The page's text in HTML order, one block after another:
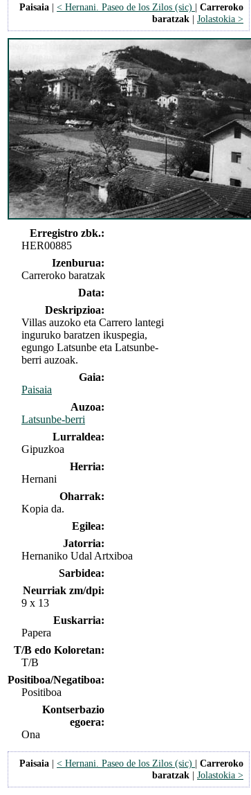
Paisaia | < Hernani. Paseo de los Zilos (sic) | Carreroko
baratzak | Jolastokia >
Erregistro zbk.:
HER00885
Izenburua:
Carreroko baratzak
Data:
Deskripzioa:
Villas auzoko eta Carrero lantegi
inguruko baratzen ikuspegia,
egungo Latsunbe eta Latsunbe-
berri auzoak.
Gaia:
Paisaia
Auzoa:
Latsunbe-berri
Lurraldea:
Gipuzkoa
Herria:
Hernani
Oharrak:
Kopia da.
Egilea:
Jatorria:
Hernaniko Udal Artxiboa
Sarbidea:
Neurriak zm/dpi:
9 x 13
Euskarria:
Papera
T/B edo Koloretan:
T/B
Positiboa/Negatiboa:
Positiboa
Kontserbazio
egoera:
Ona
Paisaia | < Hernani. Paseo de los Zilos (sic) | Carreroko
baratzak | Jolastokia >